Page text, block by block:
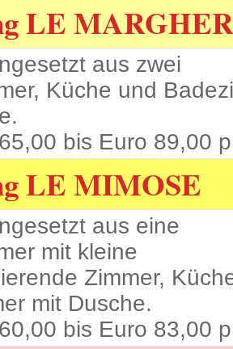
LE
aus zwei
Küche und
bis Euro 89,00
LE MIMOSE
aus eine
mit kleine
Zimmer,
mit Dusche.
bis Euro 83,00